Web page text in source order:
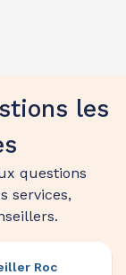
les
questions
services,
Roc